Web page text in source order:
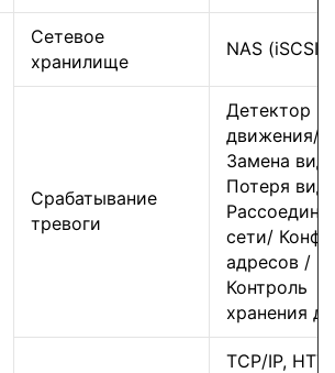
Сетевое
хранилище
NAS (iSCSI
Срабатывание
тревоги
Детектор
движения/
Замена
Потеря
сети/
адресов /
Контроль
хранения
TCP/IP,